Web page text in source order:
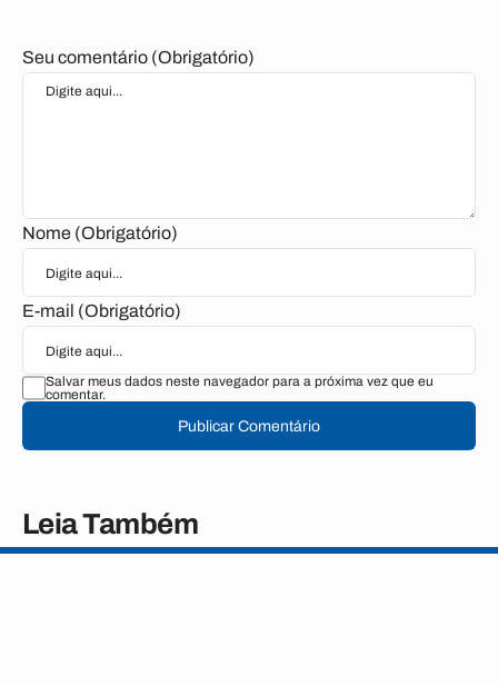
Seu comentário (Obrigatório)
Nome (Obrigatório)
E-mail (Obrigatório)
Salvar meus dados neste navegador para a próxima vez que eu
comentar.
Publicar Comentário
Leia Também